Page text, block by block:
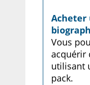
Acheter
Vous
acquérir
utilisant
pack.